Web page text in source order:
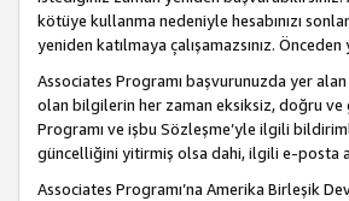
kötüye kullanma nedeniyle hesabınızı
yeniden katılmaya çalışamazsınız.
Associates Programı başvurunuzda yer
olan bilgilerin her zaman eksiksiz, doğru ve
Programı ve işbu Sözleşme’yle ilgili
güncelliğini yitirmiş olsa dahi, ilgili e-posta
Associates Programı’na Amerika Birleşik